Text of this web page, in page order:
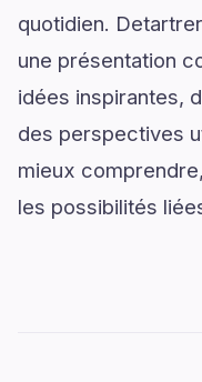
quotidien.
une présentation
idées inspirantes,
des perspectives
mieux
les possibilités